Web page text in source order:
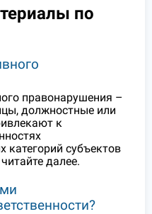
по
правонарушения –
должностные или
к
категорий субъектов
далее.